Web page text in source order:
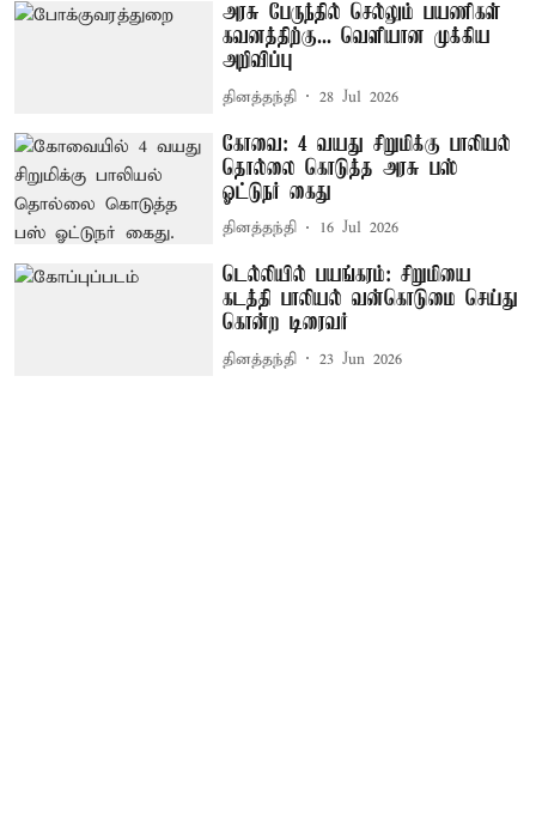
அரசு பேருந்தில் செல்லும் பயணிகள்
கவனத்திற்கு... வெளியான முக்கிய
அறிவிப்பு
தினத்தந்தி 28 Jul 2026
கோவை: 4 வயது சிறுமிக்கு பாலியல்
தொல்லை கொடுத்த அரசு பஸ்
ஓட்டுநர் கைது
தினத்தந்தி 16 Jul 2026
டெல்லியில் பயங்கரம்: சிறுமியை
கடத்தி பாலியல் வன்கொடுமை செய்து
கொன்ற டிரைவர்
தினத்தந்தி 23 Jun 2026